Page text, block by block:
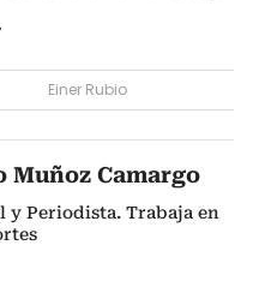
Einer Rubio
Muñoz Camargo
y Periodista. Trabaja en